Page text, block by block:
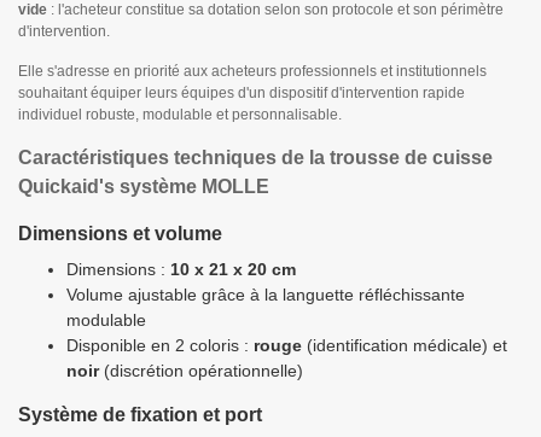
vide : l'acheteur constitue sa dotation selon son protocole et son périmètre
d'intervention.
Elle s'adresse en priorité aux acheteurs professionnels et institutionnels
souhaitant équiper leurs équipes d'un dispositif d'intervention rapide
individuel robuste, modulable et personnalisable.
Caractéristiques techniques de la trousse de cuisse
Quickaid's système MOLLE
Dimensions et volume
Dimensions : 10 x 21 x 20 cm
Volume ajustable grâce à la languette réfléchissante
modulable
Disponible en 2 coloris : rouge (identification médicale) et
noir(discrétion opérationnelle)
Système de fixation et port